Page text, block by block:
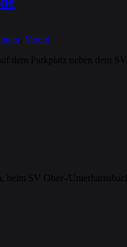
Verein
dem Parkplatz neben dem
beim SV Ober-/